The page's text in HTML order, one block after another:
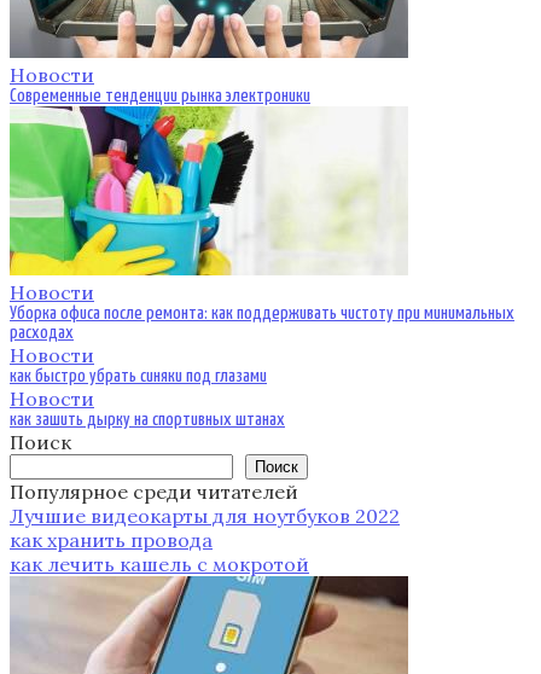
Новости
Современные тенденции рынка электроники
Новости
Уборка офиса после ремонта: как поддерживать чистоту при минимальных
расходах
Новости
как быстро убрать синяки под глазами
Новости
как зашить дырку на спортивных штанах
Поиск
Поиск
Популярное среди читателей
Лучшие видеокарты для ноутбуков 2022
как хранить провода
как лечить кашель с мокротой